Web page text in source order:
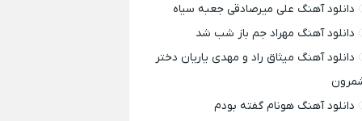
دانلود آهنگ علی میرصادقی جعبه سیاه
دانلود آهنگ مهراد جم باز شب شد
دانلود آهنگ میثاق راد و مهدی یاریان دختر
دانلود آهنگ هونام گفته بودم